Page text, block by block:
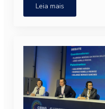
Leia mais